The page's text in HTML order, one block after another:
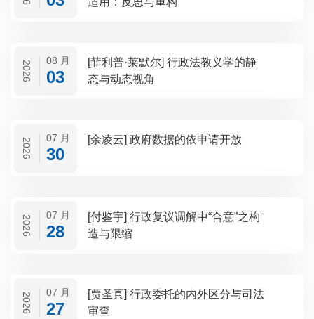
2026 08 月
03
[菲利普·莱默尔] 行政法教义学的静
态与动态视角
2026 07 月
30
[余凌云] 政府数据的依申请开放
2026 07 月
28
[付鉴宇] 行政复议调解中“合意”之构
造与限缩
2026 07 月
27
[贾圣真] 行政委托的内外区分与司法
审查